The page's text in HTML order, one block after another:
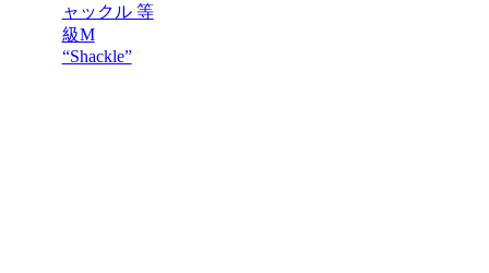
ャックル 等
級M
“Shackle”